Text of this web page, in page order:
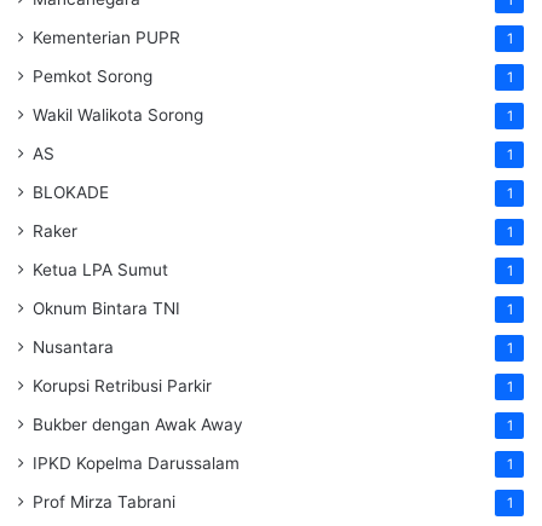
Kementerian PUPR 1
Pemkot Sorong 1
Wakil Walikota Sorong 1
AS 1
BLOKADE 1
Raker 1
Ketua LPA Sumut 1
Oknum Bintara TNI 1
Nusantara 1
Korupsi Retribusi Parkir 1
Bukber dengan Awak Away 1
IPKD Kopelma Darussalam 1
Prof Mirza Tabrani 1